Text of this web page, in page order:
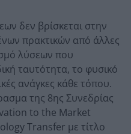
δεν βρίσκεται στην
πρακτικών από άλλες
λύσεων που
ταυτότητα, το φυσικό
ανάγκες κάθε τόπου.
της 8ης Συνεδρίας
to the Market
Transfer με τίτλο